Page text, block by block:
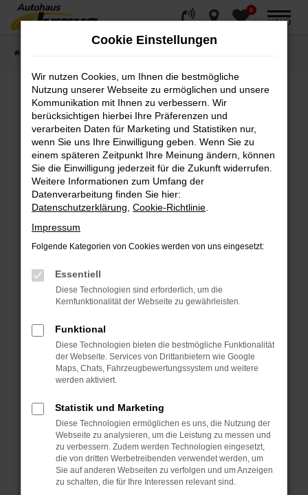
Zum
Hauptinhalt
springen
0
MENÜ
Fehler: Network Error
Beim Laden ist ein Fehler aufgetreten.
Hier sind ein paar Tipps, die dir helfen können:
Überprüfe deine Firewall und deine
Internetverbindung.
Laden andere Webseiten, zum Beispiel deine
Suchmaschine?
Prüfe deine Browsererweiterungen.
können das Laden bestimmter Seiten
verhindern. Funktioniert die Seite in einem
Fenster?
Starte dein Gerät neu.
Das kann manchmal helfen, vorübergehende
Probleme zu beheben.
Betriebssystem auf dem neuesten Stand
sind.
Veraltete Software birgt nicht nur ein
Sicherheitsrisiko, sondern kann auch dazu
führen, dass bestimmte Funktionen nicht mehr
unterstützt werden.
Cookie Einstellungen
Wir nutzen Cookies, um Ihnen die bestmögliche
Nutzung unserer Webseite zu ermöglichen und unsere
Kommunikation mit Ihnen zu verbessern. Wir
berücksichtigen hierbei Ihre Präferenzen und
verarbeiten Daten für Marketing und Statistiken nur,
wenn Sie uns Ihre Einwilligung geben. Wenn Sie zu
einem späteren Zeitpunkt Ihre Meinung ändern, können
Sie die Einwilligung jederzeit für die Zukunft widerrufen.
Weitere Informationen zum Umfang der
Datenverarbeitung finden Sie hier:
Datenschutzerklärung Cookie-Richtlinie
Impressum
Folgende Kategorien von Cookies werden von uns eingesetzt:
Essentiell
Diese Technologien sind erforderlich, um die
Kernfunktionalität der Webseite zu gewährleisten.
Funktional
Diese Technologien bieten die bestmögliche Funktionalität
der Webseite. Services von Drittanbietern wie Google
Maps, Chats, Fahrzeugbewertungssystem und weitere
werden aktiviert.
Statistik und Marketing
Diese Technologien ermöglichen es uns, die Nutzung der
Webseite zu analysieren, um die Leistung zu messen und
zu verbessern. Zudem werden Technologien eingesetzt,
die von dritten Werbetreibenden verwendet werden, um
Sie auf anderen Webseiten zu verfolgen und um Anzeigen
zu schalten, die für Ihre Interessen relevant sind.